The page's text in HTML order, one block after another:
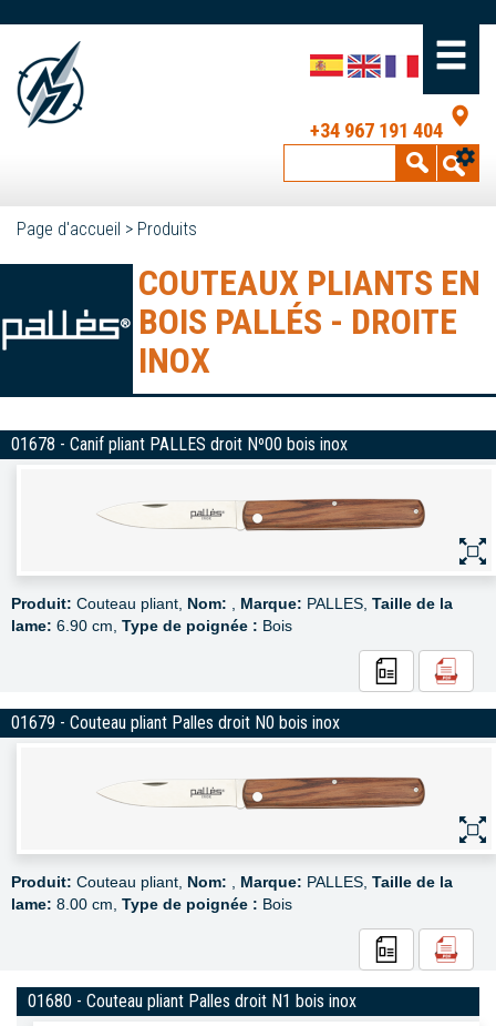
+34 967 191 404
Page d'accueil > Produits
COUTEAUX PLIANTS EN
BOIS PALLÉS - DROITE
INOX
01678 - Canif pliant PALLES droit Nº00 bois inox
Produit: Couteau pliant, Nom: Marque: PALLES, Taille de la
lame: 6.90 cm, Type de poignée : Bois
01679 - Couteau pliant Palles droit N0 bois inox
Produit: Couteau pliant, Nom: Marque: PALLES, Taille de la
lame: 8.00 cm, Type de poignée : Bois
01680 - Couteau pliant Palles droit N1 bois inox